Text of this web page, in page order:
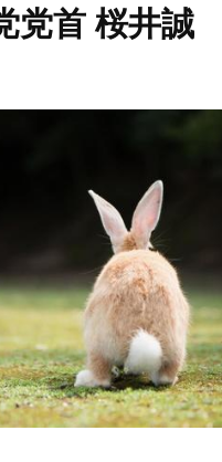
党首 桜井誠